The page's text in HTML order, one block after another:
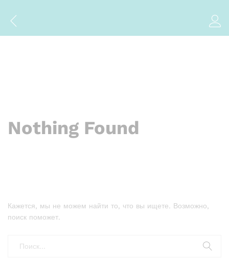
Nothing Found
Кажется, мы не можем найти то, что вы ищете. Возможно,
поиск поможет.